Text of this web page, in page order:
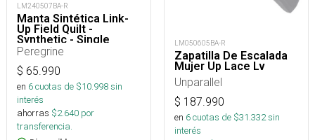
LM240507BA-R
Manta Sintética Link-
Up Field Quilt -
Synthetic - Single
Peregrine
$ 65.990
en 6cuotas de $10.998sin
interés
ahorras $2.640 por
transferencia.
LM050605BA-R
Zapatilla De Escalada
Mujer Up Lace Lv
Unparallel
$ 187.990
en 6cuotas de $31.332sin
interés